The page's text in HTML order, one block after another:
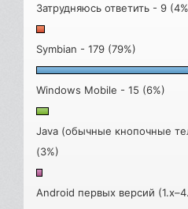
Затрудняюсь ответить - 9
Symbian - 179 (79%)
Windows Mobile - 15 (6%)
Java (обычные кнопочные
(3%)
Android первых версий